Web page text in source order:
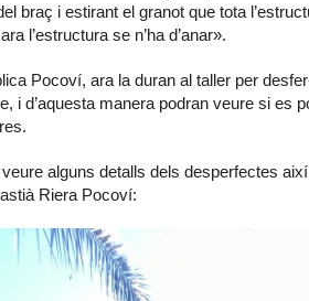
braç i estirant el granot que tota
l’estructura se n’ha d’anar».
Pocoví, ara la duran al taller per
i d’aquesta manera podran veure si es
alguns detalls dels desperfectes
Riera Pocoví: